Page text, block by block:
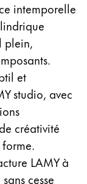
langues
intemporelle
plein,
et
studio, avec
créativité
LAMY à
cesse